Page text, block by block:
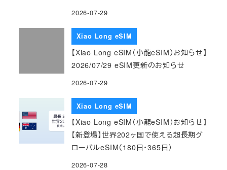
2026-07-29
Xiao Long eSIM
【Xiao Long eSIM（小龍eSIM）お知らせ】
2026/07/29 eSIM更新のお知らせ
2026-07-29
Xiao Long eSIM
【Xiao Long eSIM（小龍eSIM）お知らせ】
【新登場】世界202ヶ国で使える超長期グ
ローバルeSIM（180日・365日）
2026-07-28